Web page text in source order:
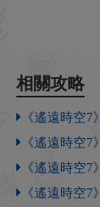
相關攻略
《遙遠時空
《遙遠時空
《遙遠時空
《遙遠時空